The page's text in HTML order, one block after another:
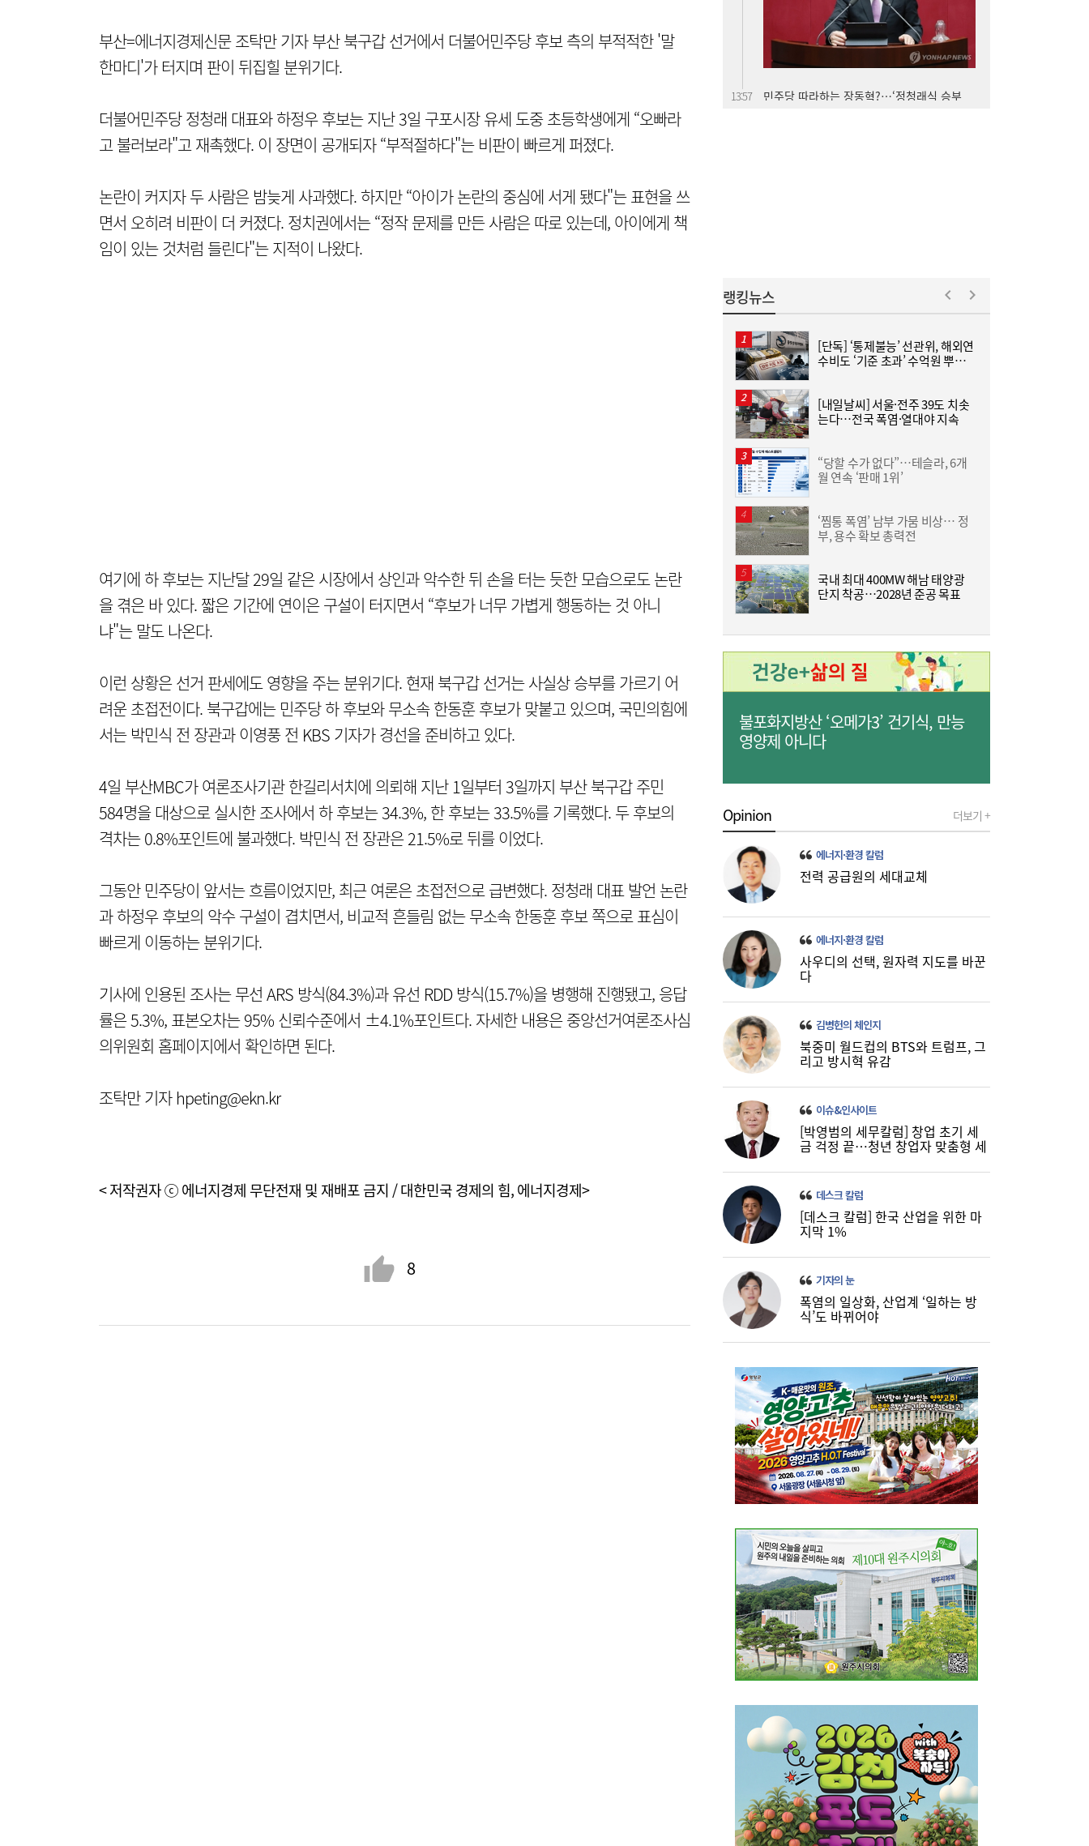
부산=에너지경제신문 조탁만 기자 부산 북구갑 선거에서 더불어민주당 후보 측의 부적적한 '말
한마디'가 터지며 판이 뒤집힐 분위기다.
더불어민주당 정청래 대표와 하정우 후보는 지난 3일 구포시장 유세 도중 초등학생에게 “오빠라
고 불러보라"고 재촉했다. 이 장면이 공개되자 “부적절하다"는 비판이 빠르게 퍼졌다.
논란이 커지자 두 사람은 밤늦게 사과했다. 하지만 “아이가 논란의 중심에 서게 됐다"는 표현을 쓰
면서 오히려 비판이 더 커졌다. 정치권에서는 “정작 문제를 만든 사람은 따로 있는데, 아이에게 책
임이 있는 것처럼 들린다"는 지적이 나왔다.
여기에 하 후보는 지난달 29일 같은 시장에서 상인과 악수한 뒤 손을 터는 듯한 모습으로도 논란
을 겪은 바 있다. 짧은 기간에 연이은 구설이 터지면서 “후보가 너무 가볍게 행동하는 것 아니
냐"는 말도 나온다.
이런 상황은 선거 판세에도 영향을 주는 분위기다. 현재 북구갑 선거는 사실상 승부를 가르기 어
려운 초접전이다. 북구갑에는 민주당 하 후보와 무소속 한동훈 후보가 맞붙고 있으며, 국민의힘에
서는 박민식 전 장관과 이영풍 전 KBS 기자가 경선을 준비하고 있다.
4일 부산MBC가 여론조사기관 한길리서치에 의뢰해 지난 1일부터 3일까지 부산 북구갑 주민
584명을 대상으로 실시한 조사에서 하 후보는 34.3%, 한 후보는 33.5%를 기록했다. 두 후보의
격차는 0.8%포인트에 불과했다. 박민식 전 장관은 21.5%로 뒤를 이었다.
그동안 민주당이 앞서는 흐름이었지만, 최근 여론은 초접전으로 급변했다. 정청래 대표 발언 논란
과 하정우 후보의 악수 구설이 겹치면서, 비교적 흔들림 없는 무소속 한동훈 후보 쪽으로 표심이
빠르게 이동하는 분위기다.
기사에 인용된 조사는 무선 ARS 방식(84.3%)과 유선 RDD 방식(15.7%)을 병행해 진행됐고, 응답
률은 5.3%, 표본오차는 95% 신뢰수준에서 ±4.1%포인트다. 자세한 내용은 중앙선거여론조사심
의위원회 홈페이지에서 확인하면 된다.
조탁만 기자 hpeting@ekn.kr
< 저작권자 ⓒ 에너지경제 무단전재 및 재배포 금지 / 대한민국 경제의 힘, 에너지경제>
8
민주당 따라하는 장동혁?…‘정청래식 승부
수’에 다시 불붙는 사퇴론
13:54
오세훈 “정비사업 적대하면 집값 오른다”…
세제개편·용산공급설 정부 직격
당, 병적기록 즉각 공개 요구
시
13:32
조사만 두 달, 8월말 착공 무산…삼성 광주
랭킹뉴스
[단독] ‘통제불능’ 선관위, 해외연
수비도 ‘기준 초과’ 수억원 뿌렸
[내일날씨] 서울·전주 39도 치솟
는다…전국 폭염·열대야 지속
“당할 수가 없다”…테슬라, 6개
월 연속 ‘판매 1위’
‘찜통 폭염’ 남부 가뭄 비상… 정
부, 용수 확보 총력전
국내 최대 400MW 해남 태양광
단지 착공…2028년 준공 목표
불포화지방산 ‘오메가3’ 건기식, 만능
영양제 아니다
Opinion 더보기 +
에너지·환경 칼럼
전력 공급원의 세대교체
에너지·환경 칼럼
사우디의 선택, 원자력 지도를 바꾼
다
김병헌의 체인지
북중미 월드컵의 BTS와 트럼프, 그
리고 방시혁 유감
이슈&인사이트
[박영범의 세무칼럼] 창업 초기 세
금 걱정 끝…청년 창업자 맞춤형 세
데스크 칼럼
[데스크 칼럼] 한국 산업을 위한 마
지막 1%
기자의 눈
폭염의 일상화, 산업계 ‘일하는 방
식’도 바뀌어야